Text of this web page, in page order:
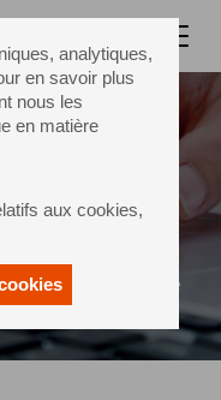
analytiques,
en savoir plus
nous les
en matière
aux cookies,
à Sidel à l'aide